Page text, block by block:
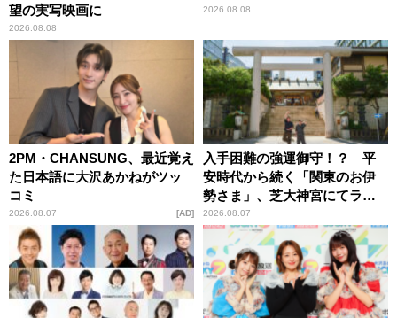
望の実写映画に
2026.08.08
2026.08.08
2PM・CHANSUNG、最近覚え
た日本語に大沢あかねがツッ
コミ
2026.08.07 AD
入手困難の強運御守！？ 平
安時代から続く「関東のお伊
勢さま」、芝大神宮にてラン
パンプスが合格祈願！
2026.08.07